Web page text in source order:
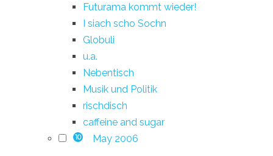
Futurama kommt wieder!
I siach scho Sochn
Globuli
u.a.
Nebentisch
Musik und Politik
rischdisch
caffeine and sugar
10 May 2006